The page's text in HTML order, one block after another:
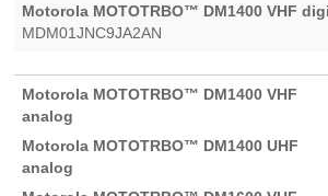
MDM01JNC9JA2AN